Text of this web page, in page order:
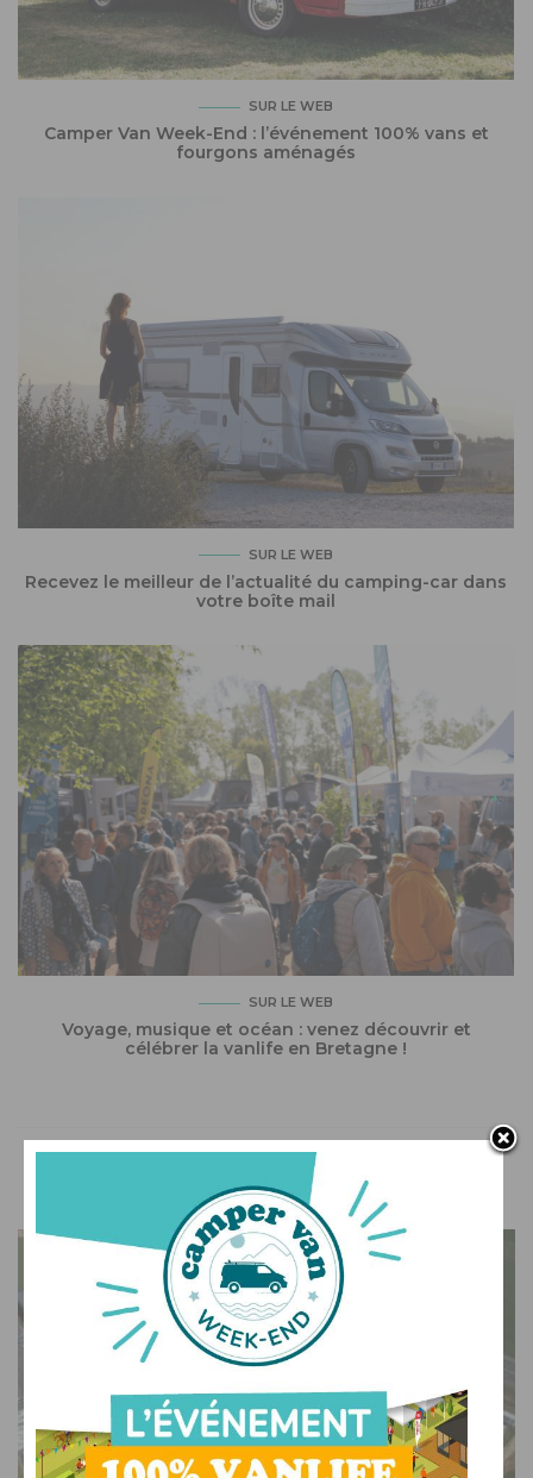
SUR LE WEB
Camper Van Week-End : l’événement 100% vans et
fourgons aménagés
SUR LE WEB
Recevez le meilleur de l’actualité du camping-car dans
votre boîte mail
SUR LE WEB
Voyage, musique et océan : venez découvrir et
célébrer la vanlife en Bretagne !
VOUS AIMEREZ AUSSI